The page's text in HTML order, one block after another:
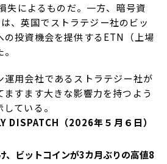
失によるものだ。一方、暗号資
、英国でストラテジー社のビッ
の投資機会を提供するETN（上場
運用会社であるストラテジー社が
すます大きな影響力を持つよう
ている。
（2026年５月６日）
、ビットコインが3カ月ぶりの高値8